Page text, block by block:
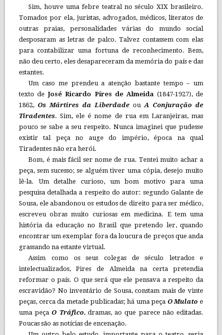
Sim, houve uma febre teatral no século XIX brasileiro.
Tomados por ela, juristas, advogados, médicos, literatos de
outras praias, personalidades várias do mundo social
desposaram as letras de palco. Talvez contassem com elas
para contabilizar uma fortuna de reconhecimento. Bem,
não deu certo, eles desapareceram da memória do país e das
estantes.
Um caso me prendeu a atenção bastante tempo – um
texto deJosé Ricardo Pires de Almeida (1847-1927), de
1862, Os Mártires da Liberdade ouA Conjuração de
Tiradentes. Sim, ele é nome de rua em Laranjeiras, mas
pouco se sabe a seu respeito. Nunca imaginei que pudesse
existir tal peça no auge do império, época na qual
Tiradentes não era herói.
Bom, é mais fácil ser nome de rua. Tentei muito achar a
peça, sem sucesso; se alguém tiver uma cópia, desejo muito
lê-la. Um detalhe curioso, um bom motivo para uma
pesquisa detalhada a respeito do autor: segundo Galante de
Sousa, ele abandonou os estudos de direito para ser médico,
escreveu obras muito curiosas em medicina. E tem uma
história da educação no Brasil que pretendo ler, quando
encontrar um exemplar fora da loucura de preços que anda
grassando na estante virtual.
Assim como os seus colegas de século letrados e
intelectualizados, Pires de Almeida na certa pretendia
reformar o país. O que será que ele pensava a respeito da
escravidão? No inventário de Sousa, constam mais de vinte
peças, cerca da metade publicadas; há uma peça O Mulato e
uma peçaO Tráfico, dramas, ao que parece não editadas.
Poucas são as notícias de encenação.